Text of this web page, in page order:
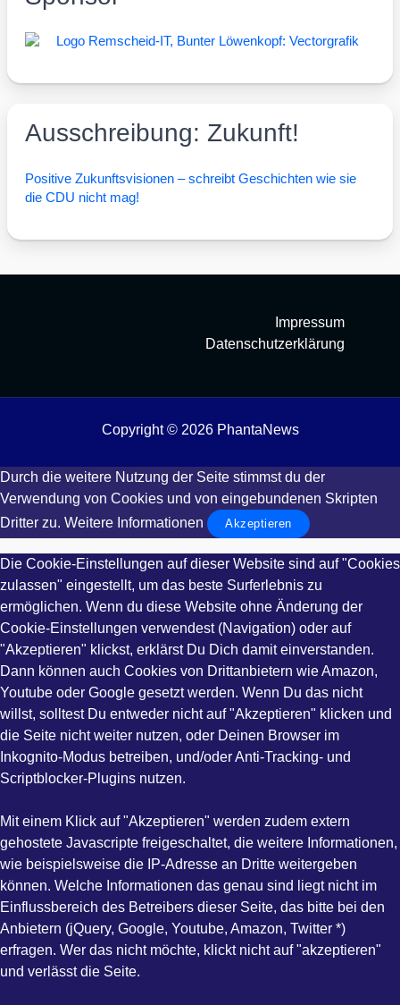
Ausschreibung: Zukunft!
Posi­ti­ve Zukunfts­vi­sio­nen – schreibt Geschich­ten wie sie
die CDU nicht mag!
Impressum
Datenschutzerklärung
Copyright © 2026 PhantaNews
Durch die weitere Nutzung der Seite stimmst du der
Verwendung von Cookies und von eingebundenen Skripten
Dritter zu. Weitere Informationen Akzeptieren
Die Cookie-Einstellungen auf dieser Website sind auf "Cookies
zulassen" eingestellt, um das beste Surferlebnis zu
ermöglichen. Wenn du diese Website ohne Änderung der
Cookie-Einstellungen verwendest (Navigation) oder auf
"Akzeptieren" klickst, erklärst Du Dich damit einverstanden.
Dann können auch Cookies von Drittanbietern wie Amazon,
Youtube oder Google gesetzt werden. Wenn Du das nicht
willst, solltest Du entweder nicht auf "Akzeptieren" klicken und
die Seite nicht weiter nutzen, oder Deinen Browser im
Inkognito-Modus betreiben, und/oder Anti-Tracking- und
Scriptblocker-Plugins nutzen.
Mit einem Klick auf "Akzeptieren" werden zudem extern
gehostete Javascripte freigeschaltet, die weitere Informationen,
wie beispielsweise die IP-Adresse an Dritte weitergeben
können. Welche Informationen das genau sind liegt nicht im
Einflussbereich des Betreibers dieser Seite, das bitte bei den
Anbietern (jQuery, Google, Youtube, Amazon, Twitter *)
erfragen. Wer das nicht möchte, klickt nicht auf "akzeptieren"
und verlässt die Seite.